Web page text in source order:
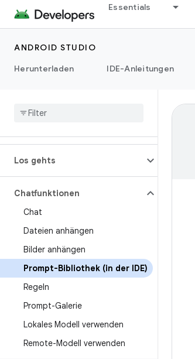
Essentials
ANDROID STUDIO
Herunterladen
IDE-Anleitungen
Los gehts
Chatfunktionen
Chat
Dateien anhängen
Bilder anhängen
Prompt-Bibliothek (in der IDE)
Regeln
Prompt-Galerie
Lokales Modell verwenden
Remote-Modell verwenden